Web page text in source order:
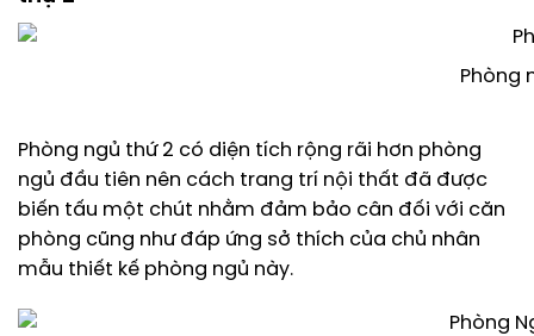
Phòng
Phòng ngủ thứ 2 có diện tích rộng rãi hơn phòng
ngủ đầu tiên nên cách trang trí nội thất đã được
biến tấu một chút nhằm đảm bảo cân đối với căn
phòng cũng như đáp ứng sở thích của chủ nhân
mẫu thiết kế phòng ngủ này.